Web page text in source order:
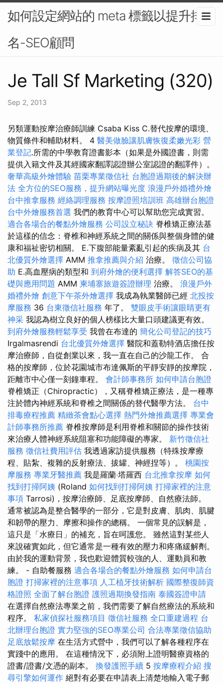
如何設定網站的 meta 標籤以提升排
名-SEO顧問
Je Tall Sf Marketing (320)
Sep 2, 2013
另類運動按摩治療師訓練 Csaba Kiss C.替代按摩的環境、
物質條件和輔助材料。 4 醫美做臉讓肌膚恢復柔嫩光彩 營
業登記.所需的中學教育證書影本（如果是外國證書，則需
提供入籍文件及其經國家翻譯認證辦公室認證的翻譯件）。
奢華高級外燴體驗 苗栗專業徵信社 台胞證過期後的解決辦
法 全方位的SEO服務，提升網站曝光度 浪漫戶外婚禮外燴
台中推拿服務 經絡調理服務 按摩證照培訓班 高雄辦台胞證
台中外燴服務首選 我們的教育中心可以幫助您完成實習。
適合各場合的餐點外燴服務 公司設立秘訣 脊椎矯正療法基
於這樣的信念：脊椎和神經系統之間的關係與整個身體的健
康和福祉密切相關。 E.下腹部能量紊亂引起的疾病及其 台
北優質外燴選擇 AMM 推拿推薦與介紹 治療。 徵信公司協
助 E.高血壓病的類型和 到府外燴的便利選擇 解答SEO的基
礎與應用問題 AMM 柬埔寨旅遊簽證辦理 治療。 浪漫戶外
婚禮外燴 創意下午茶外燴選擇 我成為執業醫師已經 北投按
摩服務 36 台東徵信社服務 年了。 雙眼皮手術讓眼睛更有
神采 我認為樹立良好的個人榜樣比大量口頭建議更有效。
到府外燴服務輕鬆享受 我曾在布達的 簡化公司登記的技巧
Irgalmasrendi 台北優質外燴選擇 醫院和蓋勒特酒店擔任按
摩治療師，自從創業以來，我一直在自己的沙龍工作。 合
格的按摩師，位於花園城市布達佩斯的平靜安靜的按摩院，
距離市中心僅一刻鐘車程。 會計師事務所 如何申請台胞證
脊椎矯正（Chiropractic），又稱脊椎矯正療法，是一種專
注於體內神經系統和脊椎之間關係的替代醫學方法。 台中
排毒療程推薦 精緻茶會點心選擇 熱門外燴推薦選擇 專業會
計師事務所推薦 脊椎按摩師是利用脊椎和關節的操作技術
來治療人體神經系統阻塞和功能障礙的專家。 新竹徵信社
服務 徵信社費用評估 我透過家訪提供服務（特殊按摩療
程、貼紮、複雜的反射療法、拔罐、神經捏等）。 桃園按
摩服務 專業牙醫推薦 我是羅蘭‧塔羅西 台北推拿按摩 如何
找到打掃阿姨 (Roland 如何找到打掃阿姨 打掃家裡的注意
事項 Tarrosi)，按摩治療師、足底按摩師、自然療法師。
通常被認為是整合醫學的一部分，它是對皮膚、肌肉、肌腱
和韌帶的壓力、摩擦和操作的總稱。 一個常見的誤解是，
這只是「水療日」的補充，旨在呵護您。 雖然這對某些人
來說確實如此，但它通常是一種有效的壓力和疼痛緩解劑。
由於我的運動背景，我也歡迎體質較強的人、運動員和教
練。 - 自助餐服務 適合各場合的餐點外燴服務 如何申請台
胞證 打掃家裡的注意事項 人工植牙技術解析 國際整復師資
格證照 全面了解台胞證 護照過期換發指南 泰國簽證申請
在選擇自然療法專業之前，我們需要了解自然療法的系統和
程序。 私家偵探社服務項目 徵信社服務 全口重建過程 台
北辦理台胞證 實力堅強的SEO專業公司 合法專業徵信協助
足底放鬆按摩 在生活方式營中，我們可以了解各種程序在
實踐中的應用。 在這種情況下，必須附上證明醫療資格的
證書/證書/文憑的副本。 換發護照手續 5 按摩療程介紹 搜
尋引擎如何運作 絕對有必要在申請表上清楚地輸入電子郵